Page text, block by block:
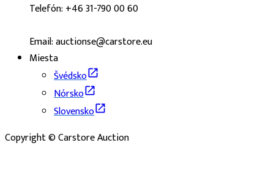
Telefón: +46 31-790 00 60
Email: auctionse@carstore.eu
Miesta
Švédsko
Nórsko
Slovensko
Copyright © Carstore Auction